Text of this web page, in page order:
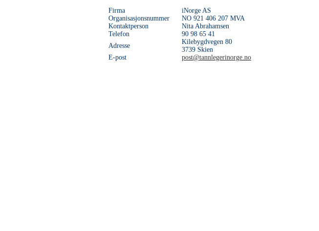
Firma
iNorge AS
Organisasjonsnummer
NO 921 406 207 MVA
Kontaktperson
Nita Abrahamsen
Telefon
90 98 65 41
Adresse
Kilebygdvegen 80
3739 Skien
E-post
post@tannlegerinorge.no